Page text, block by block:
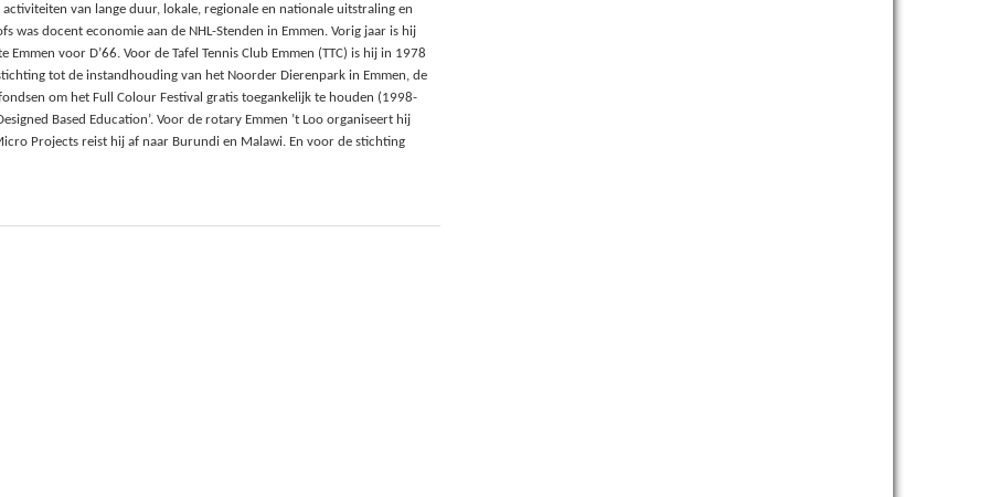
van lange duur, lokale, regionale en nationale uitstraling en
was docent economie aan de NHL-Stenden in Emmen. Vorig jaar is hij
voor D’66. Voor de Tafel Tennis Club Emmen (TTC) is hij in 1978
tot de instandhouding van het Noorder Dierenpark in Emmen, de
om het Full Colour Festival gratis toegankelijk te houden (1998-
Based Education’. Voor de rotary Emmen ’t Loo organiseert hij
Projects reist hij af naar Burundi en Malawi. En voor de stichting